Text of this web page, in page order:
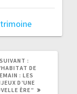
SUIVANT :
DE
: LES
D’UNE
ÈRE”